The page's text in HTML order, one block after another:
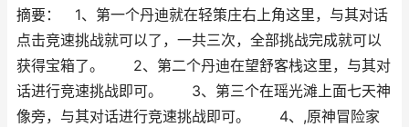
摘要： 1、第一个丹迪就在轻策庄右上角这里，与其对话
点击竞速挑战就可以了，一共三次，全部挑战完成就可以
获得宝箱了。 2、第二个丹迪在望舒客栈这里，与其对
话进行竞速挑战即可。 3、第三个在瑶光滩上面七天神
像旁，与其对话进行竞速挑战即可。 4、,原神冒险家